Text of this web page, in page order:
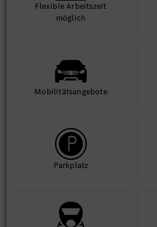
Flexible Arbeits­zeit
möglich
Mobilitäts­angebote
Park­platz